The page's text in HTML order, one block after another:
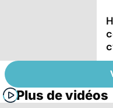
Plus de vidéos